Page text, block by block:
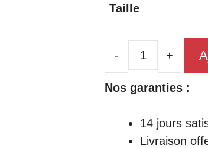
Taille
quantité
de
Robe
Chinoise
Nos garanties :
14 jours
Livraison